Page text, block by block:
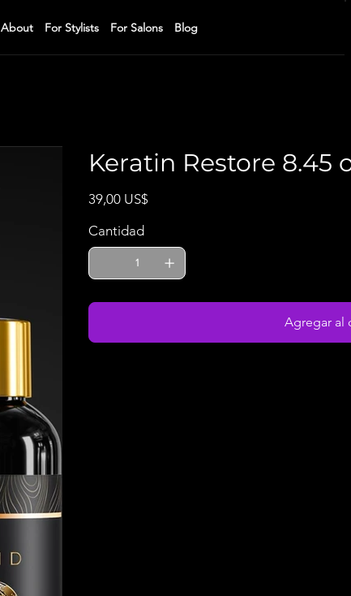
About For Stylists For Salons Blog
Keratin Restore 8.45
Precio
39,00 US$
Cantidad
Agregar al